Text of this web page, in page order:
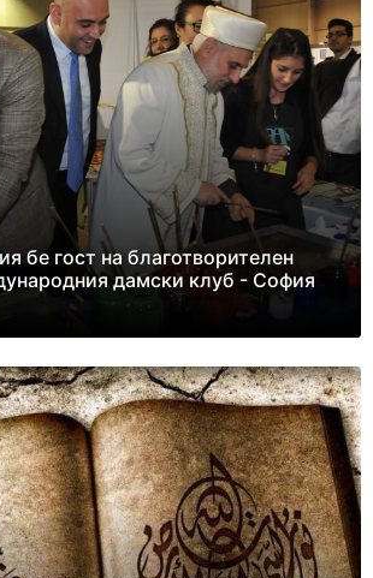
бе гост на благотворителен
дамски клуб - София